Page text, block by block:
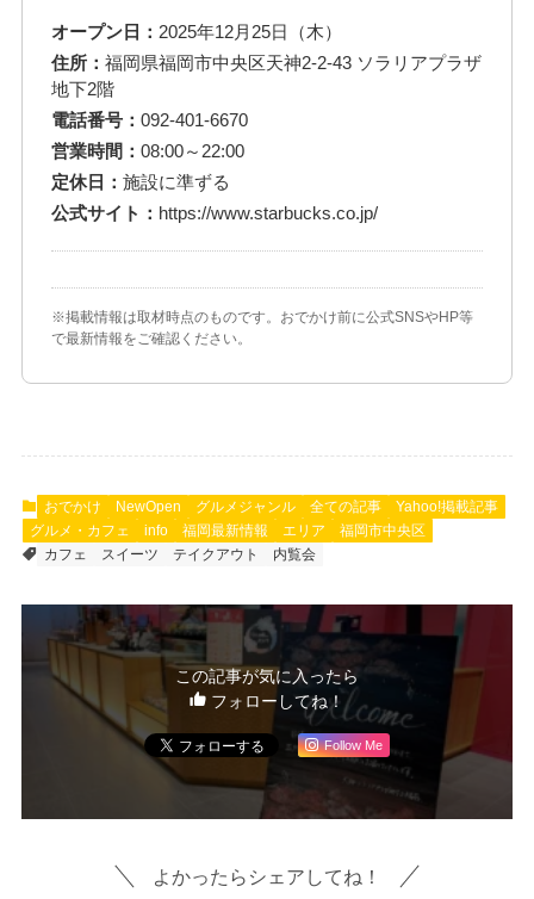
オープン日： 2025年12月25日（木）
住所： 福岡県福岡市中央区天神2-2-43 ソラリアプラザ
地下2階
電話番号： 092-401-6670
営業時間： 08:00～22:00
定休日： 施設に準ずる
公式サイト： https://www.starbucks.co.jp/
※掲載情報は取材時点のものです。おでかけ前に公式SNSやHP等
で最新情報をご確認ください。
おでかけ NewOpen グルメジャンル 全ての記事
Yahoo!掲載記事
グルメ・カフェ
info 福岡最新情報 エリア
福岡市中央区
カフェ
スイーツ テイクアウト 内覧会
この記事が気に入ったら
フォローしてね！
Follow Me
よかったらシェアしてね！